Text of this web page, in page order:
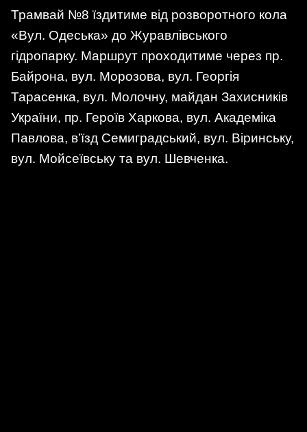
Трамвай №8 їздитиме від розворотного кола
«Вул. Одеська» до Журавлівського
гідропарку. Маршрут проходитиме через пр.
Байрона, вул. Морозова, вул. Георгія
Тарасенка, вул. Молочну, майдан Захисників
України, пр. Героїв Харкова, вул. Академіка
Павлова, в’їзд Семиградський, вул. Віринську,
вул. Мойсеївську та вул. Шевченка.